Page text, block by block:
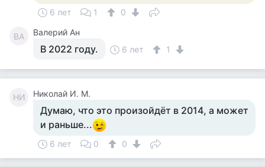
6 лет 1 0
ВА Валерий Ан
В 2022 году. 6 лет 1
НИ Николай И. М.
Думаю, что это произойдёт в 2014, а может
и раньше...
6 лет 0 0